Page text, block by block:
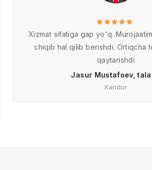
Xizmat sifatiga gap yo'q.
chiqib hal qilib berishdi. Ortiqcha
qaytarishdi
Jasur Mustafoev,
Xaridor